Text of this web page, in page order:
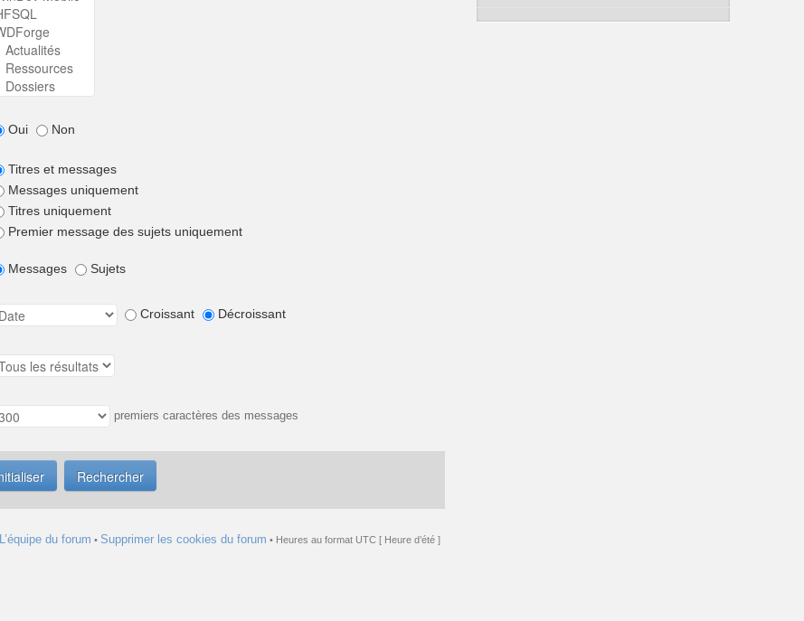
Oui Non
Titres et messages
Messages uniquement
Titres uniquement
Premier message des sujets uniquement
Messages Sujets
Croissant Décroissant
premiers caractères des messages
L’équipe du forum • Supprimer les cookies du forum • Heures au format UTC [ Heure d’été ]